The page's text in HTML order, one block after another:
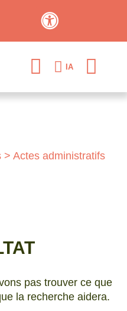
IA
> Actes administratifs
pas trouver ce que
la recherche aidera.